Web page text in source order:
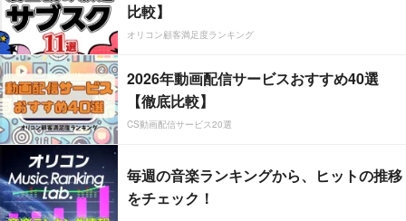
比較】
オリコン顧客満足度ランキング
2026年動画配信サービスおすすめ40選
【徹底比較】
CS動画配信サービス20選
毎週の音楽ランキングから、ヒットの推移
をチェック！